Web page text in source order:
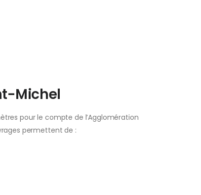
Michel
pour le compte de l’Agglomération
permettent de :